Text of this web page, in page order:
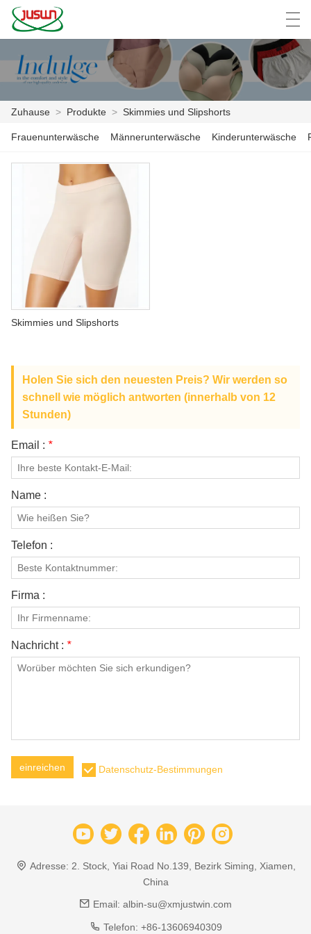
ZUHAUSE
PRODUKTE
DER FALL
FABRIK
KONTAKTIERE UNS
ÜBER UNS
Deutsch English Español
Zuhause > Produkte > Skimmies und Slipshorts
Frauenunterwäsche Männerunterwäsche Kinderunterwäsche
Skimmies und Slipshorts
Holen Sie sich den neuesten Preis? Wir werden so
schnell wie möglich antworten (innerhalb von 12
Stunden)
Email : *
Name :
Telefon :
Firma :
Nachricht : *
einreichen Datenschutz-Bestimmungen
Adresse: 2. Stock, Yiai Road No.139, Bezirk Siming, Xiamen,
China
Email: albin-su@xmjustwin.com
Telefon: +86-13606940309